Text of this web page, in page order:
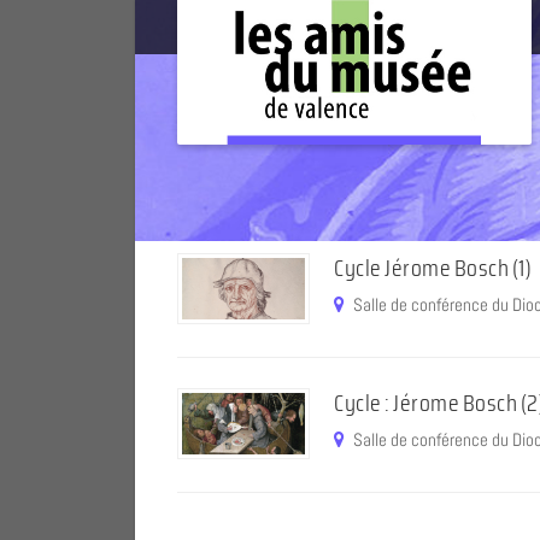
Cycle Jérome Bosch (1)
Salle de conférence du
Cycle : Jérome Bosch
Salle de conférence du